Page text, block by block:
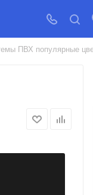
3 М
ПВХ популярные